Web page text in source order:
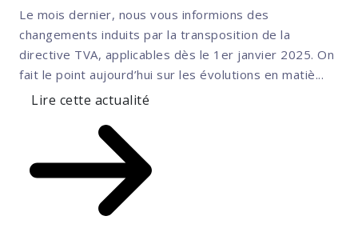
Le mois dernier, nous vous informions des
changements induits par la transposition de la
directive TVA, applicables dès le 1er janvier 2025. On
fait le point aujourd’hui sur les évolutions en matiè...
Lire cette actualité